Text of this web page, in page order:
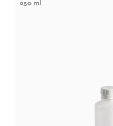
250 ml